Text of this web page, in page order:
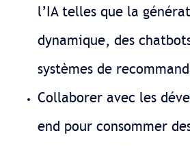
l’IA telles que la
dynamique, des
systèmes de
Collaborer avec les
end pour consommer